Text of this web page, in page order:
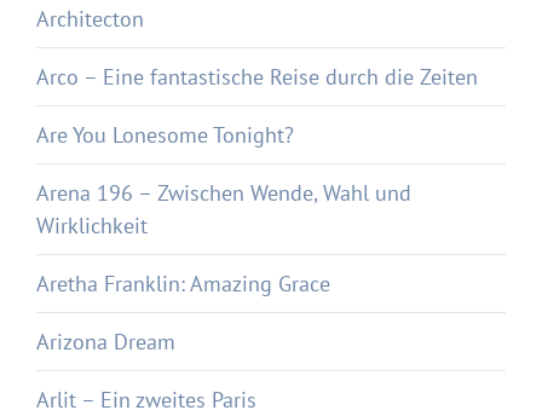
Architecton
Arco – Eine fantastische Reise durch die Zeiten
Are You Lonesome Tonight?
Arena 196 – Zwischen Wende, Wahl und
Wirklichkeit
Aretha Franklin: Amazing Grace
Arizona Dream
Arlit – Ein zweites Paris